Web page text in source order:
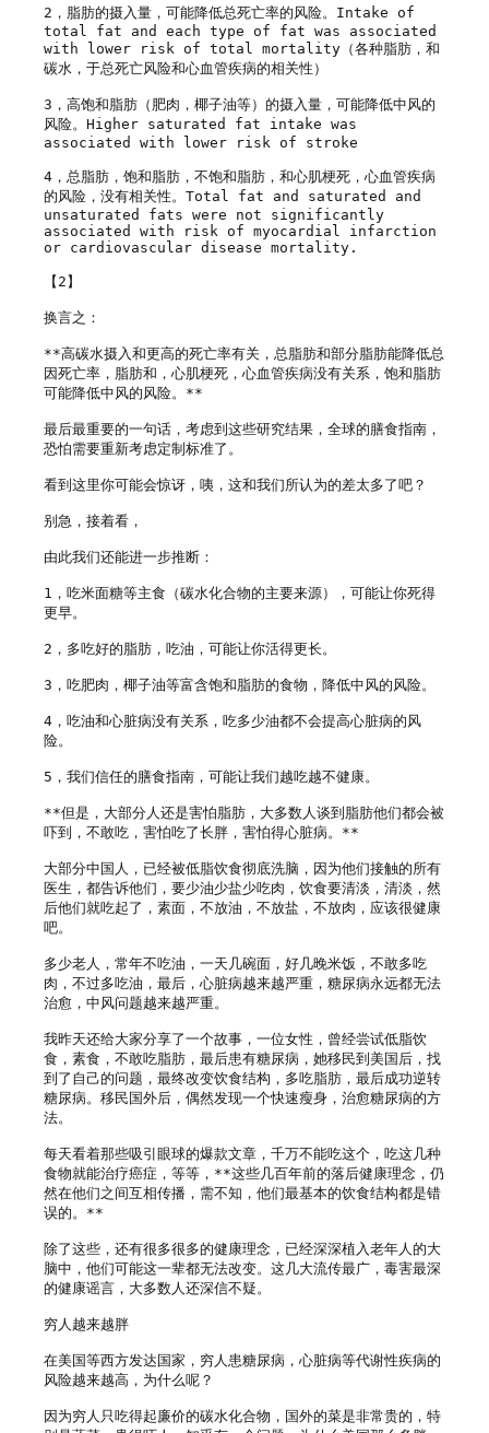
2，脂肪的摄入量，可能降低总死亡率的风险。Intake of
total fat and each type of fat was associated
with lower risk of total mortality（各种脂肪，和
碳水，于总死亡风险和心血管疾病的相关性）
3，高饱和脂肪（肥肉，椰子油等）的摄入量，可能降低中风的
风险。Higher saturated fat intake was
associated with lower risk of stroke
4，总脂肪，饱和脂肪，不饱和脂肪，和心肌梗死，心血管疾病
的风险，没有相关性。Total fat and saturated and
unsaturated fats were not significantly
associated with risk of myocardial infarction
or cardiovascular disease mortality.
【2】
换言之：
**高碳水摄入和更高的死亡率有关，总脂肪和部分脂肪能降低总
因死亡率，脂肪和，心肌梗死，心血管疾病没有关系，饱和脂肪
可能降低中风的风险。**
最后最重要的一句话，考虑到这些研究结果，全球的膳食指南，
恐怕需要重新考虑定制标准了。
看到这里你可能会惊讶，咦，这和我们所认为的差太多了吧？
别急，接着看，
由此我们还能进一步推断：
1，吃米面糖等主食（碳水化合物的主要来源），可能让你死得
更早。
2，多吃好的脂肪，吃油，可能让你活得更长。
3，吃肥肉，椰子油等富含饱和脂肪的食物，降低中风的风险。
4，吃油和心脏病没有关系，吃多少油都不会提高心脏病的风
险。
5，我们信任的膳食指南，可能让我们越吃越不健康。
**但是，大部分人还是害怕脂肪，大多数人谈到脂肪他们都会被
吓到，不敢吃，害怕吃了长胖，害怕得心脏病。**
大部分中国人，已经被低脂饮食彻底洗脑，因为他们接触的所有
医生，都告诉他们，要少油少盐少吃肉，饮食要清淡，清淡，然
后他们就吃起了，素面，不放油，不放盐，不放肉，应该很健康
吧。
多少老人，常年不吃油，一天几碗面，好几晚米饭，不敢多吃
肉，不过多吃油，最后，心脏病越来越严重，糖尿病永远都无法
治愈，中风问题越来越严重。
我昨天还给大家分享了一个故事，一位女性，曾经尝试低脂饮
食，素食，不敢吃脂肪，最后患有糖尿病，她移民到美国后，找
到了自己的问题，最终改变饮食结构，多吃脂肪，最后成功逆转
糖尿病。移民国外后，偶然发现一个快速瘦身，治愈糖尿病的方
法。
每天看着那些吸引眼球的爆款文章，千万不能吃这个，吃这几种
食物就能治疗癌症，等等，**这些几百年前的落后健康理念，仍
然在他们之间互相传播，需不知，他们最基本的饮食结构都是错
误的。**
除了这些，还有很多很多的健康理念，已经深深植入老年人的大
脑中，他们可能这一辈都无法改变。这几大流传最广，毒害最深
的健康谣言，大多数人还深信不疑。
穷人越来越胖
在美国等西方发达国家，穷人患糖尿病，心脏病等代谢性疾病的
风险越来越高，为什么呢？
因为穷人只吃得起廉价的碳水化合物，国外的菜是非常贵的，特